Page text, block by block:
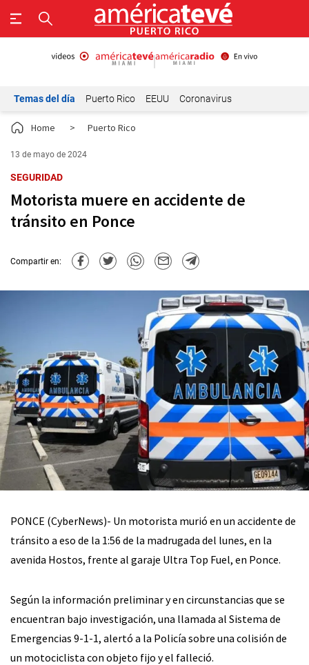
Temas del día Puerto Rico EEUU Coronavirus
Home > Puerto Rico
13 de mayo de 2024
SEGURIDAD
Motorista muere en accidente de
tránsito en Ponce
Compartir en:
PONCE (CyberNews)- Un motorista murió en un accidente de
tránsito a eso de la 1:56 de la madrugada del lunes, en la
avenida Hostos, frente al garaje Ultra Top Fuel, en Ponce.
Según la información preliminar y en circunstancias que se
encuentran bajo investigación, una llamada al Sistema de
Emergencias 9-1-1, alertó a la Policía sobre una colisión de
un motociclista con objeto fijo y el falleció.